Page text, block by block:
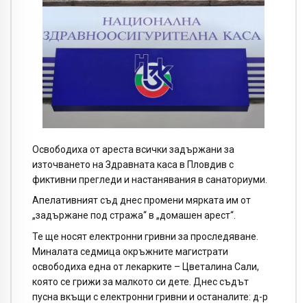
Освободиха от ареста всички задържани за
източването на Здравната каса в Пловдив с
фиктивни прегледи и настанявания в санаториуми
Апелативният съд днес промени мярката им от
„задържане под стража“ в „домашен арест“.
Те ще носят електронни гривни за проследяване.
Миналата седмица окръжните магистрати
освободиха една от лекарките – Цветалина Сали,
която се грижи за малкото си дете. Днес съдът
пусна вкъщи с електронни гривни и останалите: д-р